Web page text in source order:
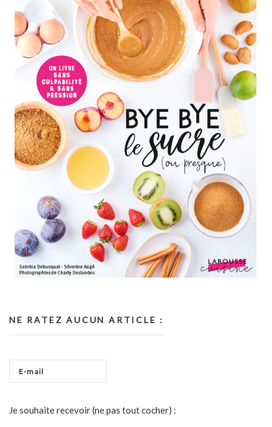
NE RATEZ AUCUN ARTICLE :
Je souhaite recevoir (ne pas tout cocher) :